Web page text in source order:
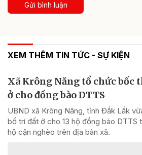
Gửi bình luận
XEM THÊM TIN TỨC - SỰ KIỆN
Xã Krông Năng tổ chức bốc
ở cho đồng bào DTTS
UBND xã Krông Năng, tỉnh Đắk Lắk
bố trí đất ở cho 13 hộ đồng bào DTTS
hộ cận nghèo trên địa bàn xã.